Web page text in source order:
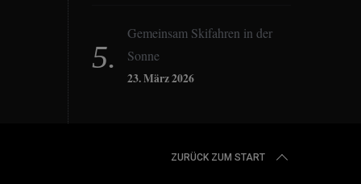
Gemeinsam Skifahren in der
Sonne
23. März 2026
ZURÜCK ZUM START